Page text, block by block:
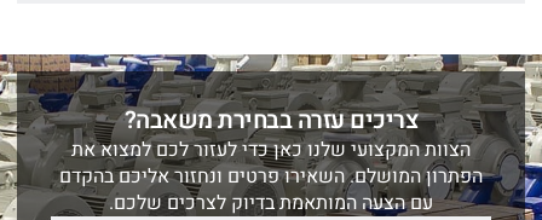
צריכים עזרה בבחירת משאבה?
הצוות המקצועי שלנו כאן כדי לעזור לכם למצוא את
הפתרון המושלם. השאירו פרטים ונחזור אליכם בהקדם
עם הצעה המותאמת בדיוק לצרכים שלכם.